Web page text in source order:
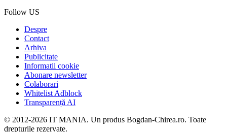
Follow US
Despre
Contact
Arhiva
Publicitate
Informatii cookie
Abonare newsletter
Colaborari
Whitelist Adblock
Transparență AI
© 2012-2026 IT MANIA. Un produs Bogdan-Chirea.ro. Toate
drepturile rezervate.